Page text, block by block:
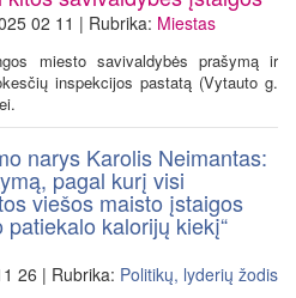
02 11 | Rubrika: Miestas
miesto savivaldybės prašymą ir
inspekcijos pastatą (Vytauto g.
narys Karolis Neimantas:
pagal kurį visi
viešos maisto įstaigos
kalorijų kiekį“
26 | Rubrika: Politikų, lyderių žodis